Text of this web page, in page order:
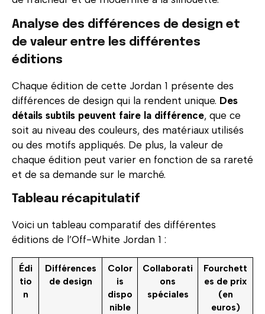
Analyse des différences de design et
de valeur entre les différentes
éditions
Chaque édition de cette Jordan 1 présente des
différences de design qui la rendent unique. Des
détails subtils peuvent faire la différence, que ce
soit au niveau des couleurs, des matériaux utilisés
ou des motifs appliqués. De plus, la valeur de
chaque édition peut varier en fonction de sa rareté
et de sa demande sur le marché.
Tableau récapitulatif
Voici un tableau comparatif des différentes
éditions de l’Off-White Jordan 1 :
Édi
tio
n
Différences
de design
Color
is
dispo
nible
Collaborati
ons
spéciales
Fourchett
es de prix
(en
euros)